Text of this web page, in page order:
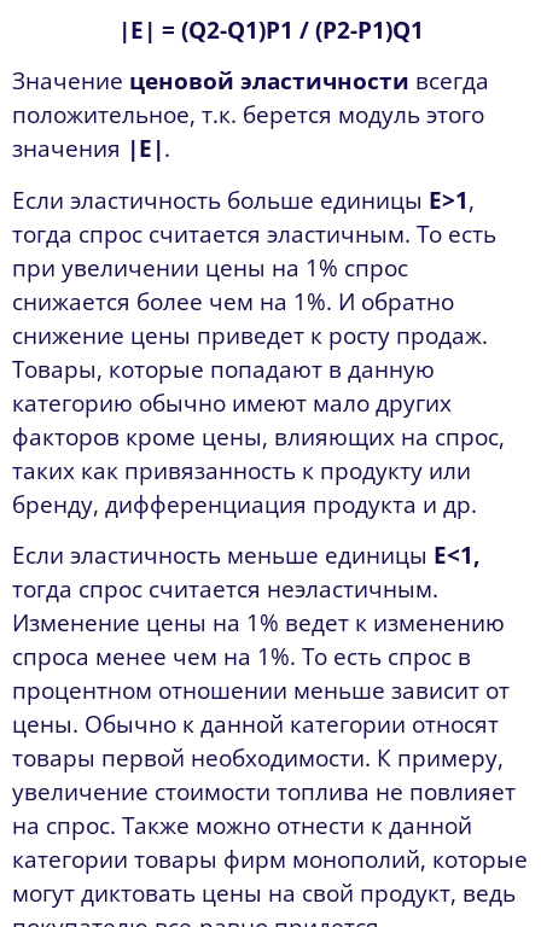
|Е| = (Q2-Q1)P1 / (P2-P1)Q1
Значение ценовой эластичности всегда
положительное, т.к. берется модуль этого
значения |Е|.
Если эластичность больше единицы E>1,
тогда спрос считается эластичным. То есть
при увеличении цены на 1% спрос
снижается более чем на 1%. И обратно
снижение цены приведет к росту продаж.
Товары, которые попадают в данную
категорию обычно имеют мало других
факторов кроме цены, влияющих на спрос,
таких как привязанность к продукту или
бренду, дифференциация продукта и др.
Если эластичность меньше единицы E<1,
тогда спрос считается неэластичным.
Изменение цены на 1% ведет к изменению
спроса менее чем на 1%. То есть спрос в
процентном отношении меньше зависит от
цены. Обычно к данной категории относят
товары первой необходимости. К примеру,
увеличение стоимости топлива не повлияет
на спрос. Также можно отнести к данной
категории товары фирм монополий, которые
могут диктовать цены на свой продукт, ведь